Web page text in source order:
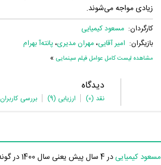
زیادی مواجه می‌شوند.
کارگردان: مسعود کیمیایی
بازیگران: امیر آقایی،مهران مدیری،پانته‌آ بهرام
مشاهده لیست کامل عوامل فیلم سینمایی »
دیدگاه
نقد (0) ارزیابی (9) بررسی کاربران
مسعود کیمیایی
در 4